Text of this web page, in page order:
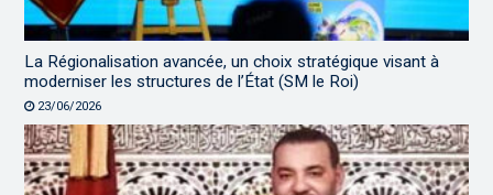
La Régionalisation avancée, un choix stratégique visant à
moderniser les structures de l’État (SM le Roi)
23/06/2026